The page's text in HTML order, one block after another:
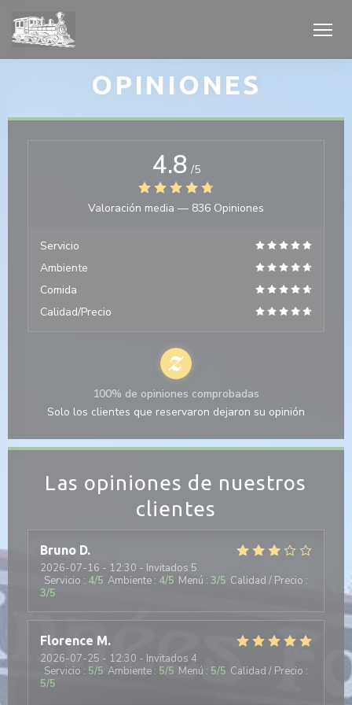
Personalización de sus opciones de cookies
OPINIONES
Las opiniones de nuestros
clientes
Bruno D
2026-07-16 - 12:30 - Invitados 5
Servicio : 4/5 Ambiente : 4/5 Menú : 3/5 Calidad / Precio :
3/5
Florence M
2026-07-25 - 12:30 - Invitados 4
Servicio : 5/5 Ambiente : 5/5 Menú : 5/5 Calidad / Precio :
5/5
4.8 /5
Valoración media — 836 Opiniones
Servicio
Ambiente
Comida
Calidad/Precio
100% de opiniones comprobadas
Solo los clientes que reservaron dejaron su opinión